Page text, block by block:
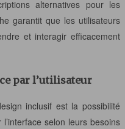
alternatives pour les
garantit que les utilisateurs
et interagir efficacement
par l’utilisateur
inclusif est la possibilité
selon leurs besoins